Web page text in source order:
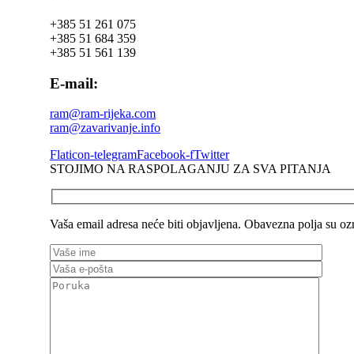
+385 51 261 075
+385 51 684 359
+385 51 561 139
E-mail:
ram@ram-rijeka.com
ram@zavarivanje.info
Flaticon-telegramFacebook-fTwitter
STOJIMO NA RASPOLAGANJU ZA SVA PITANJA
Vaša email adresa neće biti objavljena. Obavezna polja su